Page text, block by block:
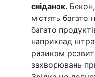
сніданок.
містять багато
багато
наприклад
ризиком
захворювань